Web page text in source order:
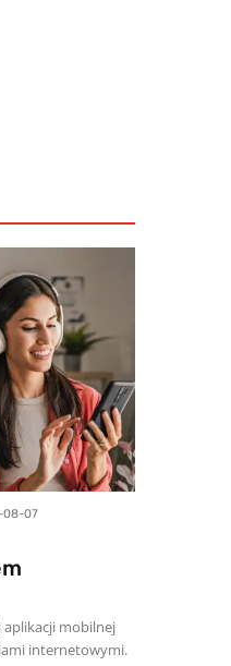
08-07
aplikacji mobilnej
internetowymi.